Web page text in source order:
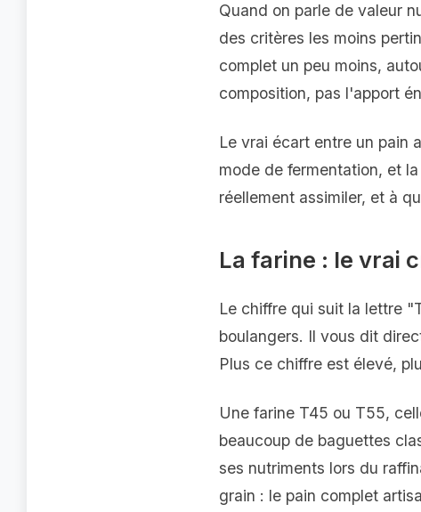
Quand on parle de valeur
des critères les moins
complet un peu moins,
composition, pas l'apport
Le vrai écart entre un pain
mode de fermentation, et
réellement assimiler, et à
La farine : le vrai
Le chiffre qui suit la lettre
boulangers. Il vous dit
Plus ce chiffre est élevé,
Une farine T45 ou T55,
beaucoup de baguettes
ses nutriments lors du
grain : le pain complet